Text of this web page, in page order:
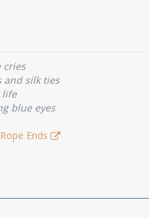
cries
and silk ties
life
blue eyes
Ends